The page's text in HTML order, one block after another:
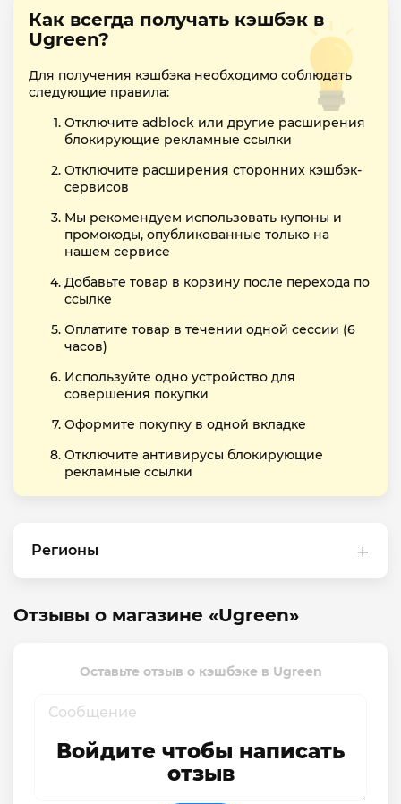
Как всегда получать кэшбэк в
Ugreen?
Для получения кэшбэка необходимо соблюдать
следующие правила:
Отключите adblock или другие расширения
блокирующие рекламные ссылки
Отключите расширения сторонних кэшбэк-
сервисов
Мы рекомендуем использовать купоны и
промокоды, опубликованные только на
нашем сервисе
Добавьте товар в корзину после перехода по
ссылке
Оплатите товар в течении одной сессии (6
часов)
Используйте одно устройство для
совершения покупки
Оформите покупку в одной вкладке
Отключите антивирусы блокирующие
рекламные ссылки
Регионы
Отзывы о магазине «Ugreen»
Оставьте отзыв о кэшбэке в Ugreen
Войдите чтобы написать
отзыв